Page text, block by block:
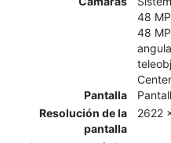
48
48
Pantalla
Resolución de la
pantalla
2622